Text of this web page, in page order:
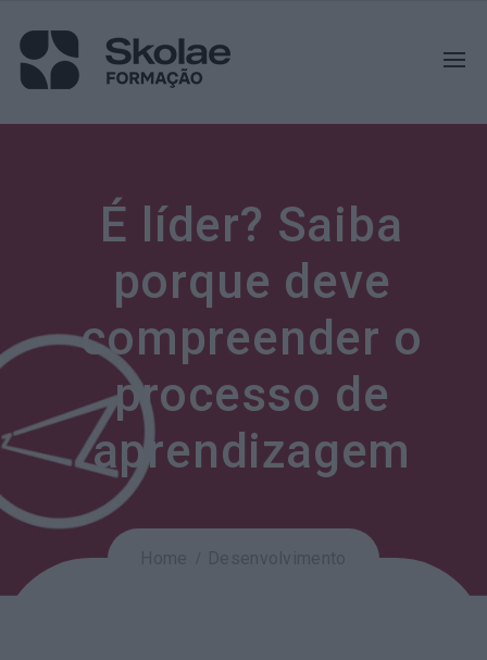
É líder? Saiba
porque deve
compreender o
processo de
aprendizagem